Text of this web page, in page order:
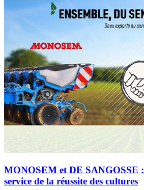
MONOSEM et DE SANGOSSE
service de la réussite des cultures